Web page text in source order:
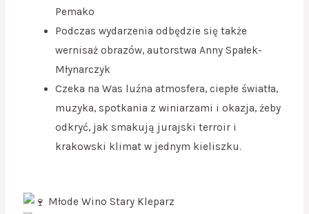
Pemako
Podczas wydarzenia odbędzie się także
wernisaż obrazów, autorstwa Anny Spałek-
Młynarczyk
Czeka na Was luźna atmosfera, ciepłe światła,
muzyka, spotkania z winiarzami i okazja, żeby
odkryć, jak smakują jurajski terroir i
krakowski klimat w jednym kieliszku.
Młode Wino Stary Kleparz